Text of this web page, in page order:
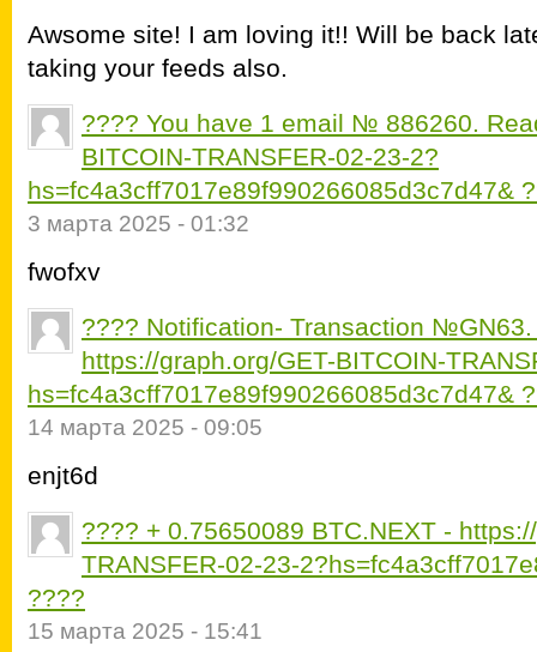
Awsome site! I am loving it!! Will be back
taking your feeds also.
???? You have 1 email № 886260.
BITCOIN-TRANSFER-02-23-2?
hs=fc4a3cff7017e89f990266085d3c7d47&
3 марта 2025 - 01:32
fwofxv
???? Notification- Transaction №GN63.
https://graph.org/GET-BITCOIN-
hs=fc4a3cff7017e89f990266085d3c7d47&
14 марта 2025 - 09:05
enjt6d
???? + 0.75650089 BTC.NEXT -
TRANSFER-02-23-
????
15 марта 2025 - 15:41